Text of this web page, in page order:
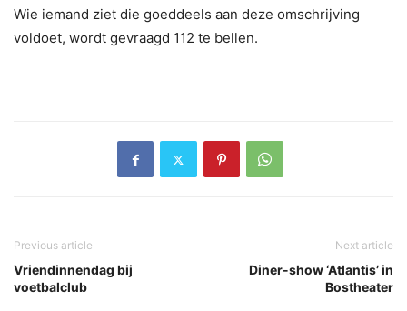
Wie iemand ziet die goeddeels aan deze omschrijving
voldoet, wordt gevraagd 112 te bellen.
Previous article
Vriendinnendag bij
voetbalclub
Next article
Diner-show ‘Atlantis’ in
Bostheater